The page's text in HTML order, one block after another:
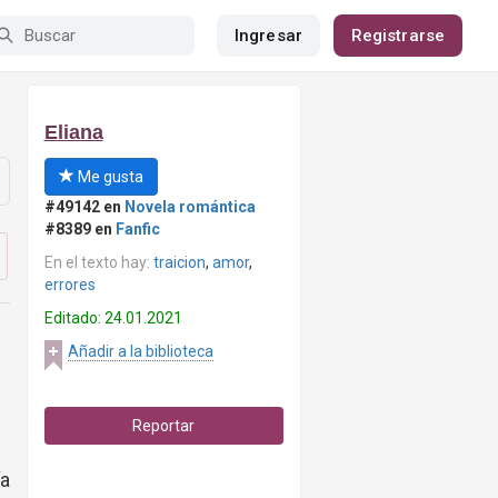
Ingresar Registrarse
Eliana
Me gusta
#49142 en Novela romántica
#8389 en Fanfic
En el texto hay: traicion, amor,
errores
Editado: 24.01.2021
Añadir a la biblioteca
Reportar